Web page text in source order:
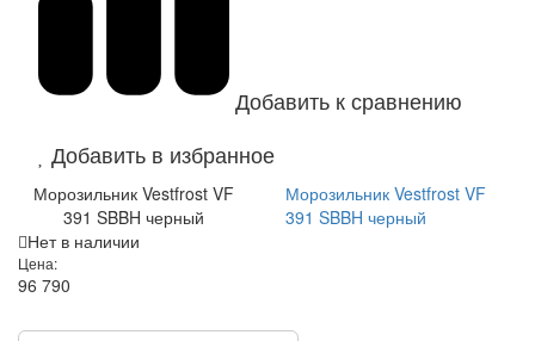
Добавить к сравнению
Добавить в избранное
Морозильник Vestfrost VF
391 SBBH черный
Морозильник Vestfrost VF
391 SBBH черный
Нет в наличии
Цена:
96 790